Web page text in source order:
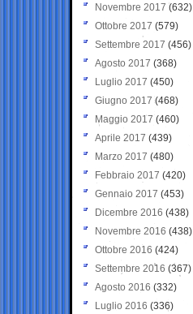
Novembre 2017 (632)
Ottobre 2017 (579)
Settembre 2017 (456)
Agosto 2017 (368)
Luglio 2017 (450)
Giugno 2017 (468)
Maggio 2017 (460)
Aprile 2017 (439)
Marzo 2017 (480)
Febbraio 2017 (420)
Gennaio 2017 (453)
Dicembre 2016 (438)
Novembre 2016 (438)
Ottobre 2016 (424)
Settembre 2016 (367)
Agosto 2016 (332)
Luglio 2016 (336)